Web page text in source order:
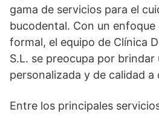
gama de servicios para el
bucodental. Con un
formal, el equipo de Clínica
S.L. se preocupa por brindar
personalizada y de calidad a
Entre los principales